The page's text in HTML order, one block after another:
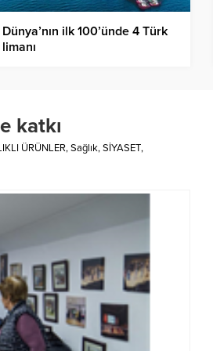
Dünya’nın ilk 100’ünde 4 Türk
limanı
katkı
ÜRÜNLER,Sağlık,SİYASET,